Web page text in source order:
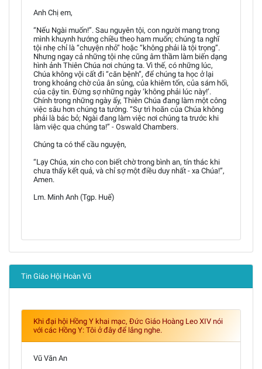
Anh Chị em,
“Nếu Ngài muốn!”. Sau nguyên tội, con người mang trong
mình khuynh hướng chiều theo ham muốn; chúng ta nghĩ
tội nhẹ chỉ là “chuyện nhỏ” hoặc “không phải là tội trọng”.
Nhưng ngay cả những tội nhẹ cũng âm thầm làm biến dạng
hình ảnh Thiên Chúa nơi chúng ta. Vì thế, có những lúc,
Chúa không vội cất đi “căn bệnh”, để chúng ta học ở lại
trong khoảng chờ của ân sủng, của khiêm tốn, của sám hối,
của cậy tin. Đừng sợ những ngày ‘không phải lúc này!’.
Chính trong những ngày ấy, Thiên Chúa đang làm một công
việc sâu hơn chúng ta tưởng. “Sự trì hoãn của Chúa không
phải là bác bỏ; Ngài đang làm việc nơi chúng ta trước khi
làm việc qua chúng ta!” - Oswald Chambers.
Chúng ta có thể cầu nguyện,
“Lạy Chúa, xin cho con biết chờ trong bình an, tín thác khi
chưa thấy kết quả, và chỉ sợ một điều duy nhất - xa Chúa!”,
Amen.
Lm. Minh Anh (Tgp. Huế)
Tin Giáo Hội Hoàn Vũ
Khi đại hội Hồng Y khai mạc, Đức Giáo Hoàng Leo XIV nói
với các Hồng Y: Tôi ở đây để lắng nghe.
Vũ Văn An